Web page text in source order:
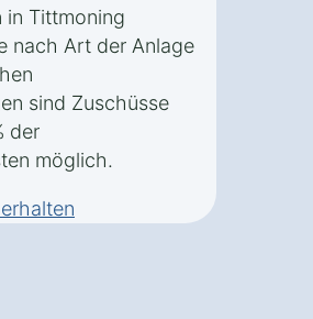
in Tittmoning
nach Art der Anlage
sind Zuschüsse
der
möglich.